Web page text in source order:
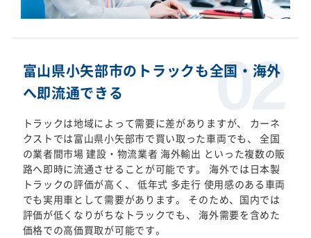
富山県小矢部市のトラックも全国・海外
へ即流通できる
トラックは地域によって需要に差がありますが、 カーネ
クストでは富山県小矢部市で買い取った車両でも、 全国
の業者間市場 建設・物流業者 海外輸出 といった複数の販
路へ即時に流通させることが可能です。 海外では日本製
トラックの評価が高く、 低年式 多走行 使用感のある車両
でも実用車として需要があります。 そのため、国内では
評価が低くなりがちなトラックでも、 海外需要を含めた
価格での高価買取が可能です。